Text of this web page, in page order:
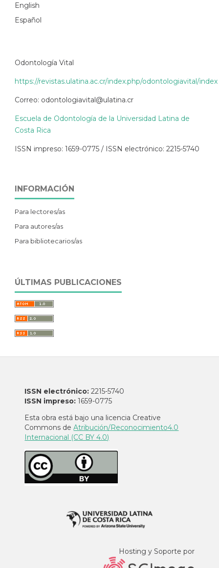
English
Español
Odontología Vital
https://revistas.ulatina.ac.cr/index.php/odontologiavital/index
Correo: odontologiavital@ulatina.cr
Escuela de Odontología de la Universidad Latina de
Costa Rica
ISSN impreso: 1659-0775 / ISSN electrónico: 2215-5740
INFORMACIÓN
Para lectores/as
Para autores/as
Para bibliotecarios/as
ÚLTIMAS PUBLICACIONES
ISSN electrónico: 2215-5740
ISSN impreso: 1659-0775
Esta obra está bajo una licencia Creative
Commons deAtribución/Reconocimiento4.0
Internacional (CC BY 4.0)
Hosting y Soporte por